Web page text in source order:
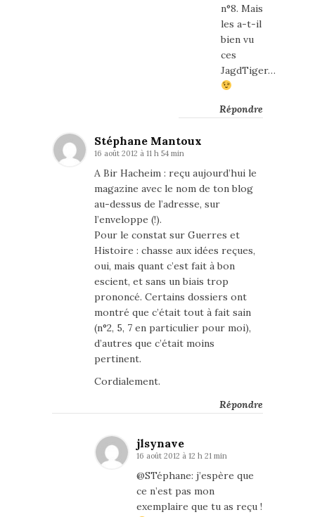
n°8. Mais
les a-t-il
bien vu
ces
JagdTiger…
Répondre
Stéphane Mantoux
16 août 2012 à 11 h 54 min
A Bir Hacheim : reçu aujourd’hui le
magazine avec le nom de ton blog
au-dessus de l’adresse, sur
l’enveloppe (!).
Pour le constat sur Guerres et
Histoire : chasse aux idées reçues,
oui, mais quant c’est fait à bon
escient, et sans un biais trop
prononcé. Certains dossiers ont
montré que c’était tout à fait sain
(n°2, 5, 7 en particulier pour moi),
d’autres que c’était moins
pertinent.
Cordialement.
Répondre
jlsynave
16 août 2012 à 12 h 21 min
@STéphane: j’espère que
ce n’est pas mon
exemplaire que tu as reçu !